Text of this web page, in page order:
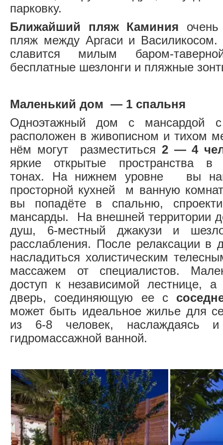
парковку.
Ближайший пляж Каминия
пляж между Аргаси и
славится милым баром-
бесплатные шезлонги и пляжные
Маленький дом — 1 спальня
Одноэтажный дом с мансардой
расположен в живописном и тихом
нём могут разместиться 2 — 4
яркие открытые пространства
тонах. На нижнем уровне вы
просторной кухней м ванную
вы попадёте в спальню,
мансарды. На внешней территории
душ, 6-местный джакузи и
расслабления. После релаксации в
насладиться холистическим
массажем от специалистов.
доступ к независимой лестнице,
дверь, соединяющую ее с
может быть идеальное жилье для
из 6-8 человек,
гидромассажной ванной.